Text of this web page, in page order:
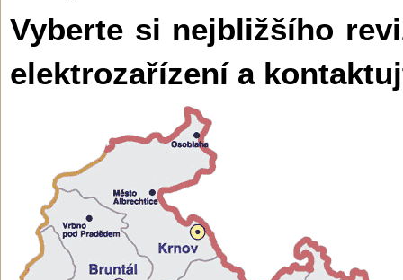
Vyberte si nejbližšího
elektrozařízení a